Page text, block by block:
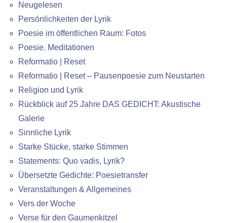
Neugelesen
Persönlichkeiten der Lyrik
Poesie im öffentlichen Raum: Fotos
Poesie. Meditationen
Reformatio | Reset
Reformatio | Reset – Pausenpoesie zum Neustarten
Religion und Lyrik
Rückblick auf 25 Jahre DAS GEDICHT: Akustische
Galerie
Sinnliche Lyrik
Starke Stücke, starke Stimmen
Statements: Quo vadis, Lyrik?
Übersetzte Gedichte: Poesietransfer
Veranstaltungen & Allgemeines
Vers der Woche
Verse für den Gaumenkitzel